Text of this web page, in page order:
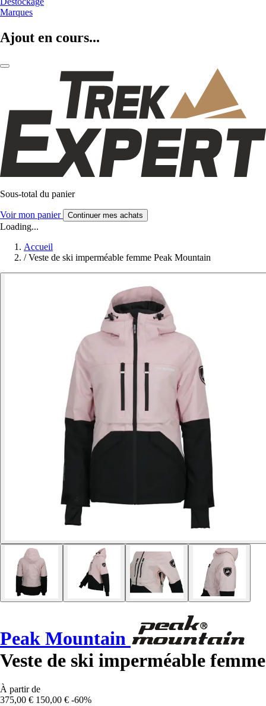
Marques
Ajout en cours...
Sous-total du panier
Voir mon panier Continuer mes achats
Loading...
Accueil
/ Veste de ski imperméable femme Peak Mountain
Peak Mountain
Veste de ski imperméable femme
À partir de
375,00 € 150,00 € -60%